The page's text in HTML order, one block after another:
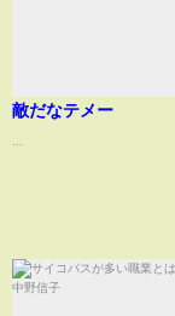
敵だなテメー